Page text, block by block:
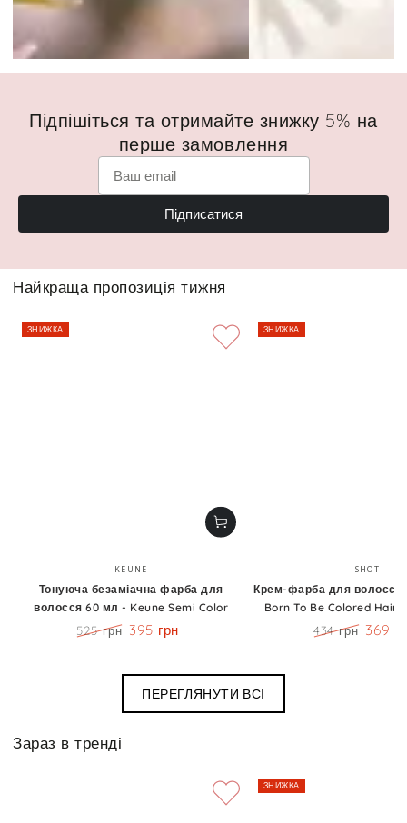
Підпішіться та отримайте знижку 5% на
перше замовлення
Підписатися
Найкраща пропозиція тижня
Бренд:
KEUNE
Тонуюча безаміачна фарба для
волосся 60 мл - Keune Semi Color
525 грн 395 грн
ЗНИЖКА
SHOT
Крем-фарба для волосся
Born To Be Colored Hair
434 грн 369
ЗНИЖКА
ПЕРЕГЛЯНУТИ ВСІ
Зараз в тренді
ЗНИЖКА